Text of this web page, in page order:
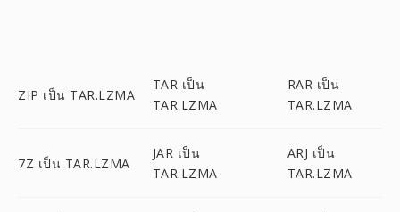
ZIP เป็น TAR.LZMA
TAR เป็น
TAR.LZMA
RAR เป็น
TAR.LZMA
7Z เป็น TAR.LZMA
JAR เป็น
TAR.LZMA
ARJ เป็น
TAR.LZMA